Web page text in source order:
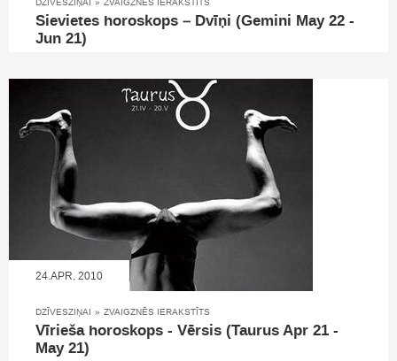
Sievietes horoskops – Dvīņi (Gemini May 22 -
Jun 21)
24.APR, 2010
DZĪVESZIŅAI » ZVAIGZNĒS IERAKSTĪTS
Vīrieša horoskops - Vērsis (Taurus Apr 21 -
May 21)